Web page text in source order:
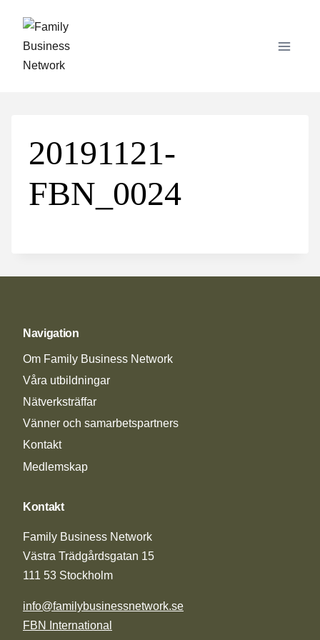
content
20191121-
FBN_0024
Navigation
Om Family Business Network
Våra utbildningar
Nätverksträffar
Vänner och samarbetspartners
Kontakt
Medlemskap
Kontakt
Family Business Network
Västra Trädgårdsgatan 15
111 53 Stockholm
info@familybusinessnetwork.se
FBN International